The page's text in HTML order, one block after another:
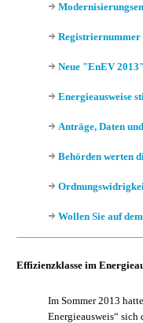
Registriernummer
Neue "EnEV
Energieausweise
Anträge, Daten
Behörden werten
Wollen Sie auf
Effizienzklasse im
Im Sommer 2013
Energieausweis“ sich